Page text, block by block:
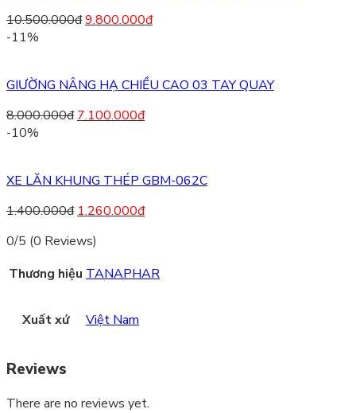
10.500.000đ9.800.000đ
-11%
GIƯỜNG NÂNG HẠ CHIỀU CAO 03 TAY QUAY
8.000.000đ 7.100.000đ
-10%
XE LĂN KHUNG THÉP GBM-062C
1.400.000đ 1.260.000đ
0/5 (0 Reviews)
Thương hiệu TANAPHAR
Xuất xứ Việt Nam
Reviews
There are no reviews yet.